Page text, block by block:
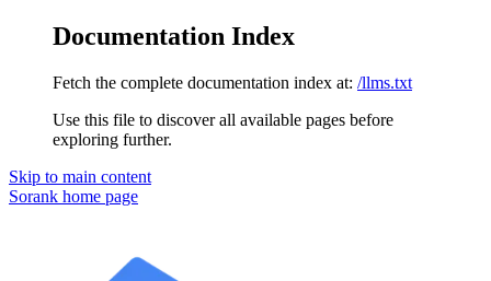
Documentation Index
Fetch the complete documentation index at: /llms.txt
Use this file to discover all available pages before
exploring further.
Skip to main content
Sorank home page